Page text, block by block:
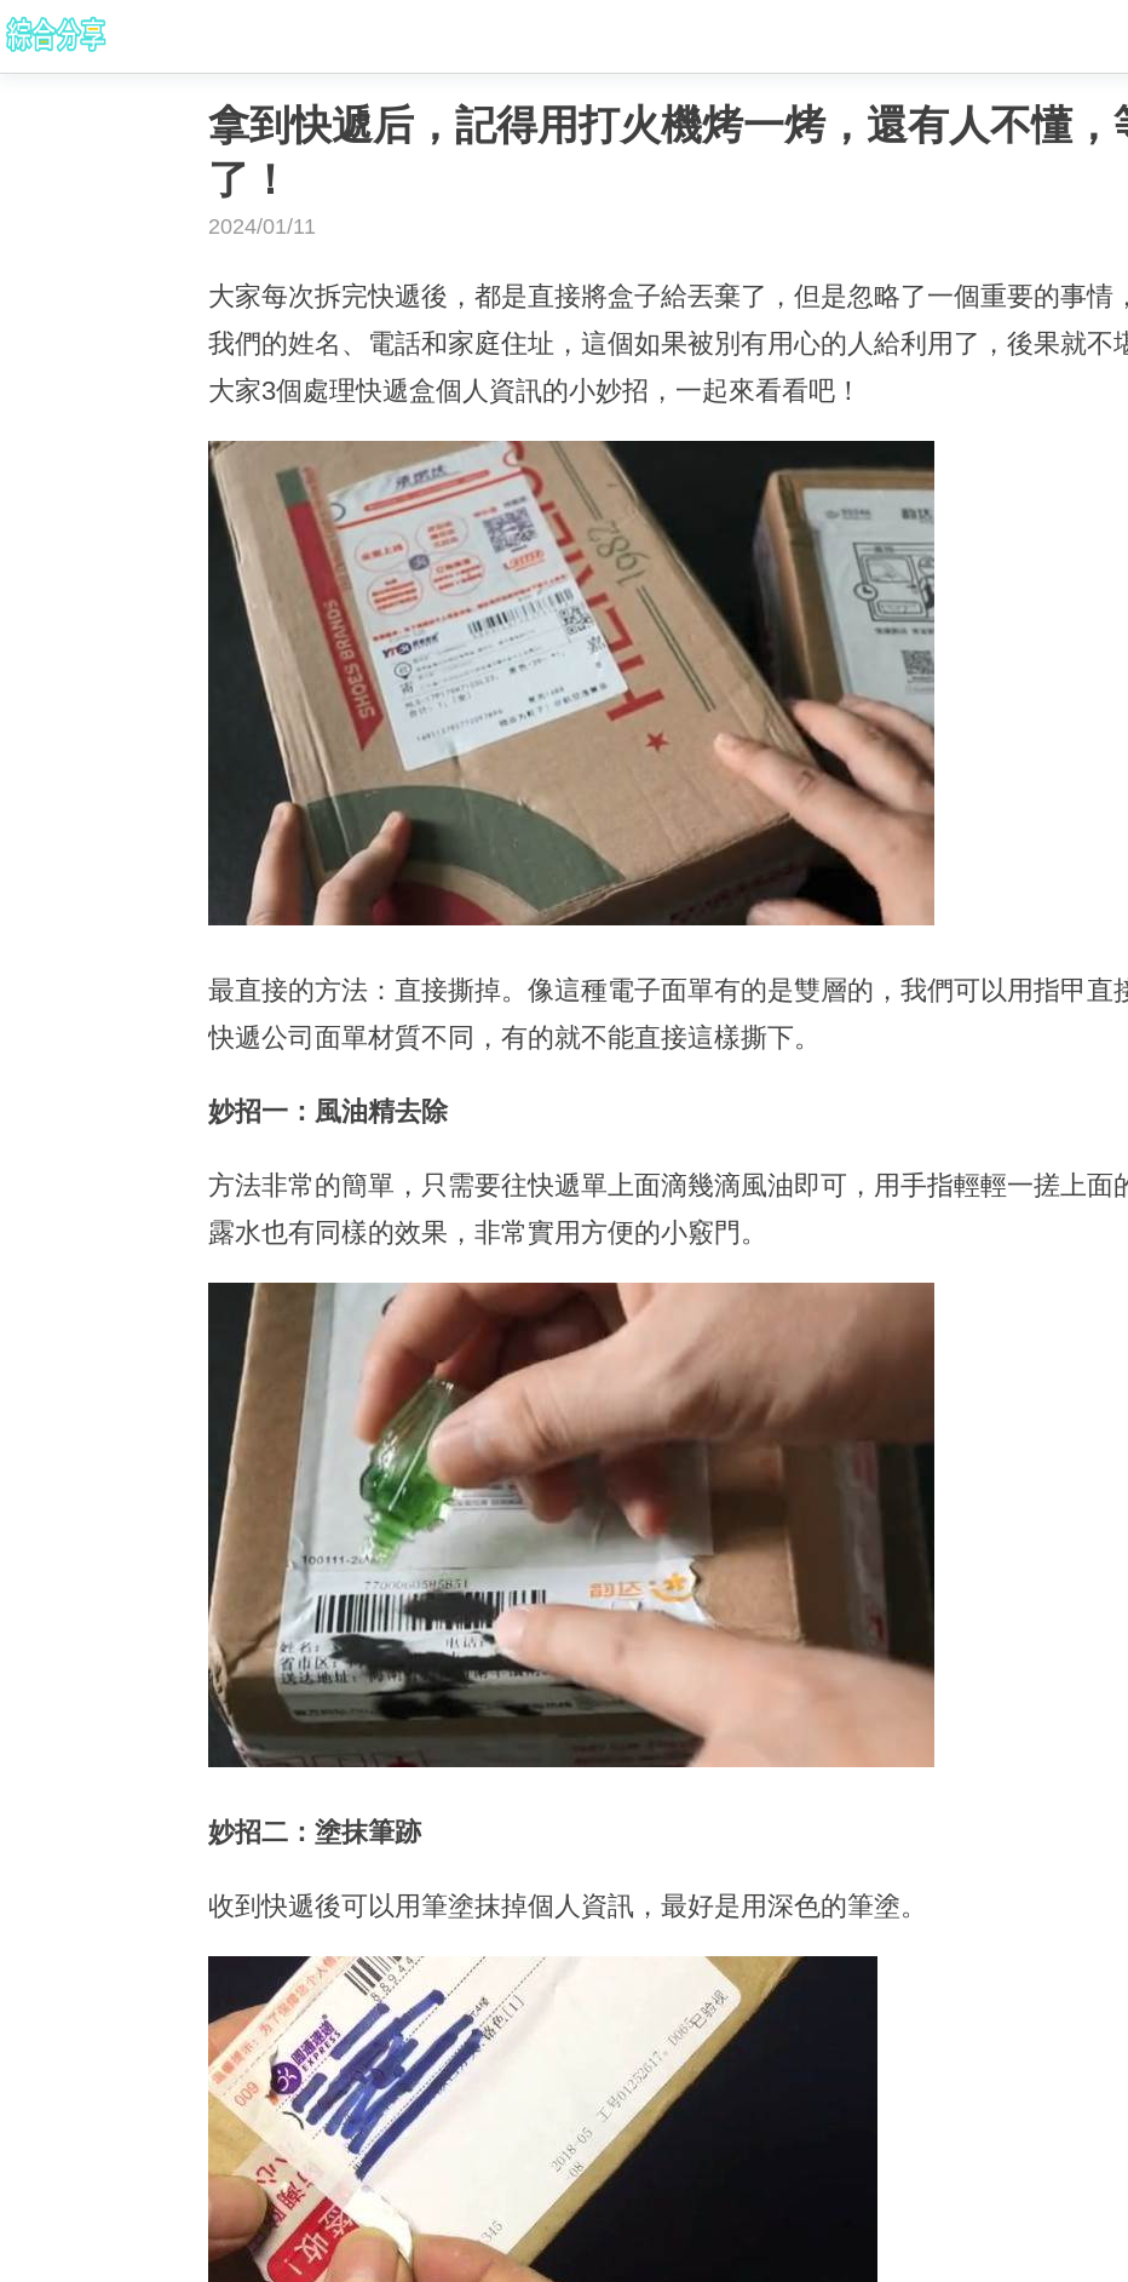
拿到快遞后，記得用打火機烤一烤，還有人不懂，
了！
2024/01/11
大家每次拆完快遞後，都是直接將盒子給丟棄了，但是忽略了一個重要的事情
我們的姓名、電話和家庭住址，這個如果被別有用心的人給利用了，後果就不
大家3個處理快遞盒個人資訊的小妙招，一起來看看吧！
最直接的方法：直接撕掉。像這種電子面單有的是雙層的，我們可以用指甲直
快遞公司面單材質不同，有的就不能直接這樣撕下。
妙招一：風油精去除
方法非常的簡單，只需要往快遞單上面滴幾滴風油即可，用手指輕輕一搓上面
露水也有同樣的效果，非常實用方便的小竅門。
妙招二：塗抹筆跡
收到快遞後可以用筆塗抹掉個人資訊，最好是用深色的筆塗。